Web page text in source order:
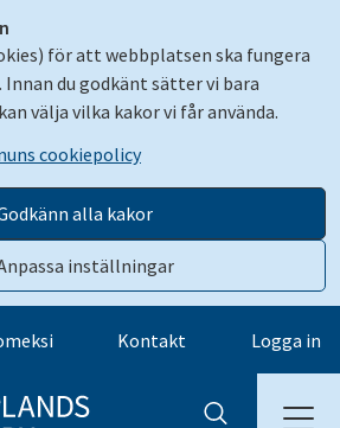
för att webbplatsen ska fungera
du godkänt sätter vi bara
välja vilka kakor vi får använda.
cookiepolicy
alla kakor
inställningar
Kontakt Logga in